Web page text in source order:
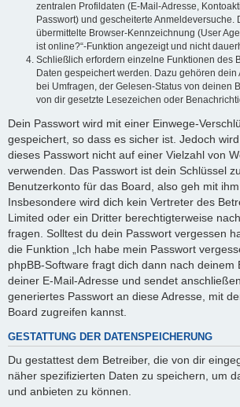
zentralen Profildaten (E-Mail-Adresse,
Passwort) und gescheiterte Anmeldeversuche.
übermittelte Browser-Kennzeichnung (User
ist online?“-Funktion angezeigt und nicht
Schließlich erfordern einzelne Funktionen des
Daten gespeichert werden. Dazu gehören dein
bei Umfragen, der Gelesen-Status von deinen
von dir gesetzte Lesezeichen oder
Dein Passwort wird mit einer Einwege-
gespeichert, so dass es sicher ist. Jedoch
dieses Passwort nicht auf einer Vielzahl von
verwenden. Das Passwort ist dein Schlüssel
Benutzerkonto für das Board, also geh mit
Insbesondere wird dich kein Vertreter des
Limited oder ein Dritter berechtigterweise
fragen. Solltest du dein Passwort vergessen
die Funktion „Ich habe mein Passwort
phpBB-Software fragt dich dann nach deinem
deiner E-Mail-Adresse und sendet
generiertes Passwort an diese Adresse, mit
Board zugreifen kannst.
GESTATTUNG DER DATENSPEICHERUNG
Du gestattest dem Betreiber, die von dir
näher spezifizierten Daten zu speichern, um
und anbieten zu können.